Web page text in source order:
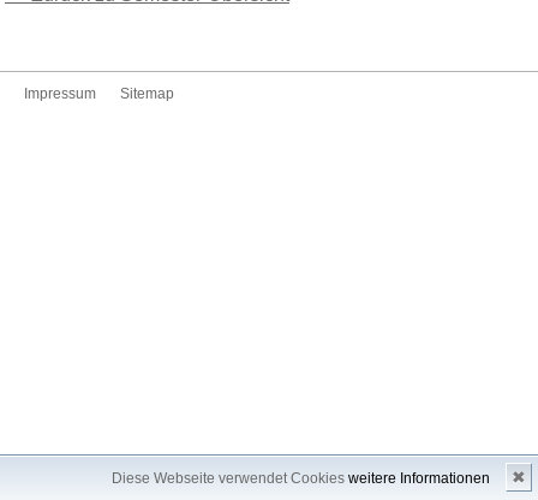
Diese Webseite verwendet Cookies weitere Informationen ✖
Impressum Sitemap